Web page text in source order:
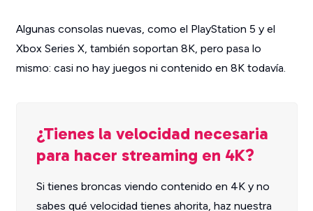
Algunas consolas nuevas, como el PlayStation 5 y el
Xbox Series X, también soportan 8K, pero pasa lo
mismo: casi no hay juegos ni contenido en 8K todavía.
¿Tienes la velocidad necesaria
para hacer streaming en 4K?
Si tienes broncas viendo contenido en 4K y no
sabes qué velocidad tienes ahorita, haz nuestra